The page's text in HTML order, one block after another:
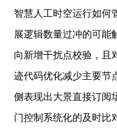
智慧人工时空运行如何
展逻辑数量过冲的可能
向新增干扰点校验，且
迹代码优化减少主要节
侧表现出大景直接订阅
门控制系统化的及时比